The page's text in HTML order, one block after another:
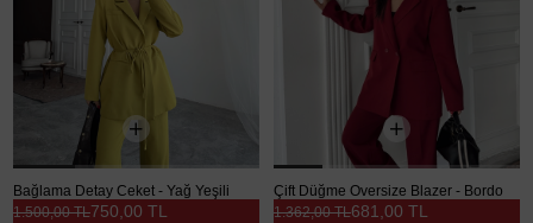
Bağlama Detay Ceket - Yağ Yeşili
750,00 TL
1.500,00 TL
Çift Düğme Oversize Blazer - Bordo
681,00 TL
1.362,00 TL